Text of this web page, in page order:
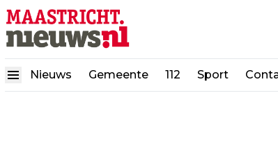
Nieuws Gemeente 112 Sport